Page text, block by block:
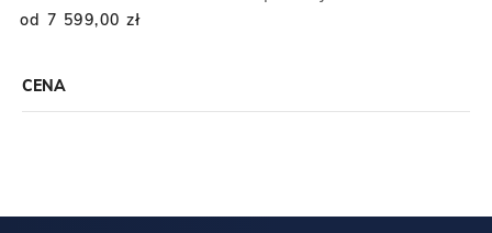
CENA
od 7 599,00 zł